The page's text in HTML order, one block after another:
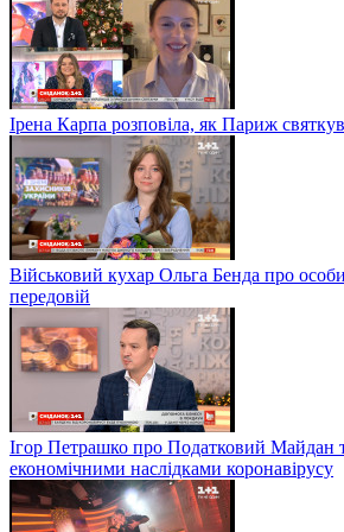
Ірена Карпа розповіла, як Париж
Військовий кухар Ольга Бенда про
передовій
Ігор Петрашко про Податковий Майдан
економічними наслідками коронавірусу